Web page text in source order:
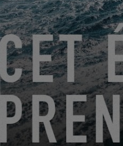
LA PRESSE